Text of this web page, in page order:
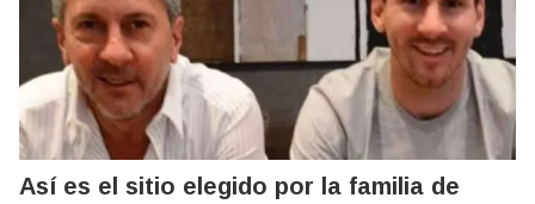
Así es el sitio elegido por la familia de